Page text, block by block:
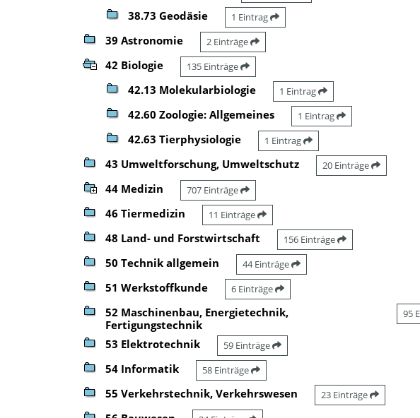
38.73 Geodäsie 1 Eintrag
39 Astronomie 2 Einträge
42 Biologie 135 Einträge
42.13 Molekularbiologie 1 Eintrag
42.60 Zoologie: Allgemeines 1 Eintrag
42.63 Tierphysiologie 1 Eintrag
43 Umweltforschung, Umweltschutz 20 Einträge
44 Medizin 707 Einträge
46 Tiermedizin 11 Einträge
48 Land- und Forstwirtschaft 156 Einträge
50 Technik allgemein 44 Einträge
51 Werkstoffkunde 6 Einträge
52 Maschinenbau, Energietechnik,
Fertigungstechnik
95
53 Elektrotechnik 59 Einträge
54 Informatik 58 Einträge
55 Verkehrstechnik, Verkehrswesen 23 Einträge